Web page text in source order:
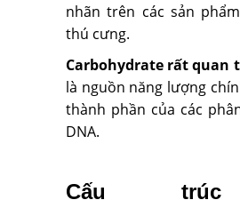
nhãn trên các sản
thú cưng.
Carbohydrate rất quan
là nguồn năng lượng
thành phần của các
DNA.
Cấu